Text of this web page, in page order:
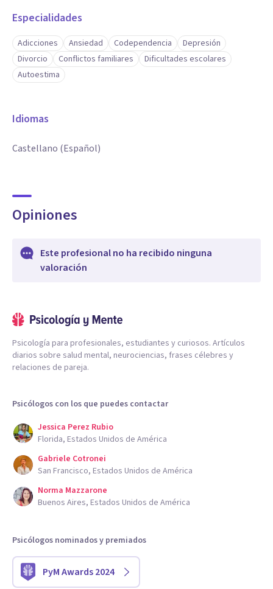
Especialidades
Adicciones Ansiedad Codependencia
Depresión
Divorcio
Conflictos familiares
Dificultades escolares
Autoestima
Idiomas
Castellano (Español)
Opiniones
Este profesional no ha recibido ninguna
valoración
Psicología para profesionales, estudiantes y curiosos. Artículos
diarios sobre salud mental, neurociencias, frases célebres y
relaciones de pareja.
Psicólogos con los que puedes contactar
Jessica Perez Rubio
Florida, Estados Unidos de América
Gabriele Cotronei
San Francisco, Estados Unidos de América
Norma Mazzarone
Buenos Aires, Estados Unidos de América
Psicólogos nominados y premiados
PyM Awards 2024